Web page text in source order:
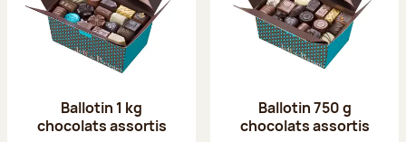
Ballotin 1 kg
chocolats assortis
Ballotin 750 g
chocolats assortis